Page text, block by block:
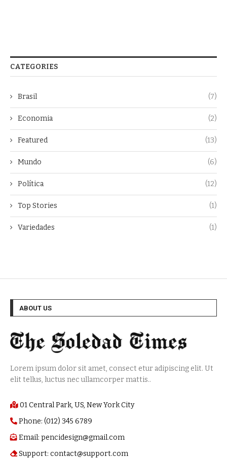
CATEGORIES
Brasil (7)
Economia (2)
Featured (13)
Mundo (6)
Política (12)
Top Stories (1)
Variedades (1)
ABOUT US
Lorem ipsum dolor sit amet, consect etur adipiscing elit. Ut
elit tellus, luctus nec ullamcorper mattis..
01 Central Park, US, New York City
Phone: (012) 345 6789
Email: pencidesign@gmail.com
Support: contact@support.com